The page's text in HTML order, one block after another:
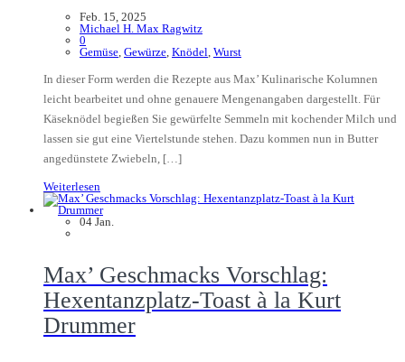
Feb. 15, 2025
Michael H. Max Ragwitz
0
Gemüse Gewürze Knödel Wurst
In dieser Form werden die Rezepte aus Max’ Kulinarische Kolumnen
leicht bearbeitet und ohne genauere Mengenangaben dargestellt. Für
Käseknödel begießen Sie gewürfelte Semmeln mit kochender Milch und
lassen sie gut eine Viertelstunde stehen. Dazu kommen nun in Butter
angedünstete Zwiebeln, […]
Weiterlesen
04 Jan.
Max’ Geschmacks Vorschlag:
Hexentanzplatz-Toast à la Kurt
Drummer